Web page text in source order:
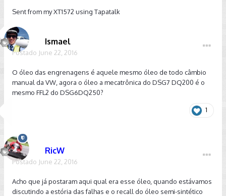
Sent from my XT1572 using Tapatalk
Ismael
Postado June 22, 2016
O óleo das engrenagens é aquele mesmo óleo de todo câmbio
manual da VW, agora o óleo a mecatrônica do DSG7 DQ200 é o
mesmo FFL2 do DSG6DQ250?
1
RicW
Postado June 22, 2016
Acho que já postaram aqui qual era esse óleo, quando estávamos
discutindo a estória das falhas e o recall do óleo semi-sintético